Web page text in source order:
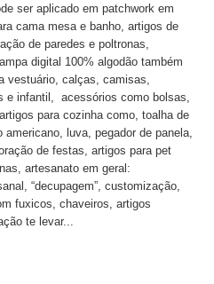
ser aplicado em patchwork em
cama mesa e banho, artigos de
de paredes e poltronas,
digital 100% algodão também
vestuário, calças, camisas,
e infantil, acessórios como bolsas,
para cozinha como, toalha de
luva, pegador de panela,
de festas, artigos para pet
artesanato em geral:
“decupagem”, customização,
fuxicos, chaveiros, artigos
te levar...